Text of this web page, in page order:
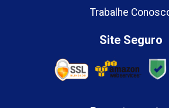
Trabalhe
Site Seguro